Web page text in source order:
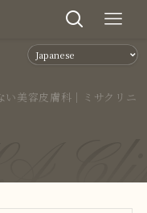
美容皮膚科｜ミサクリニ